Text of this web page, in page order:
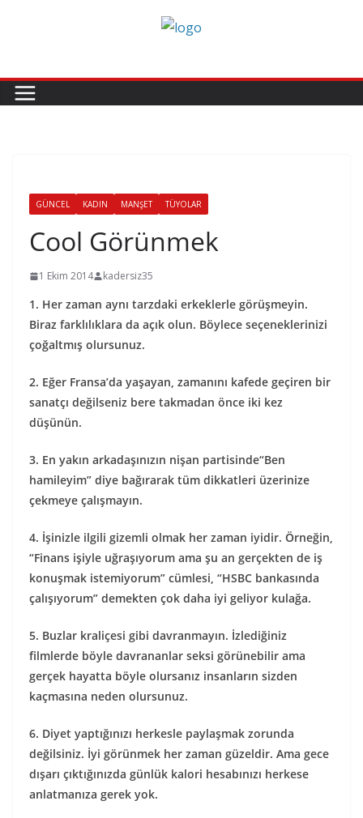
GÜNCEL KADIN MANŞET TÜYOLAR
Cool Görünmek
1 Ekim 2014 kadersiz35
1. Her zaman aynı tarzdaki erkeklerle görüşmeyin.
Biraz farklılıklara da açık olun. Böylece seçeneklerinizi
çoğaltmış olursunuz.
2. Eğer Fransa’da yaşayan, zamanını kafede geçiren bir
sanatçı değilseniz bere takmadan önce iki kez
düşünün.
3. En yakın arkadaşınızın nişan partisinde“Ben
hamileyim” diye bağırarak tüm dikkatleri üzerinize
çekmeye çalışmayın.
4. İşinizle ilgili gizemli olmak her zaman iyidir. Örneğin,
“Finans işiyle uğraşıyorum ama şu an gerçekten de iş
konuşmak istemiyorum” cümlesi, “HSBC bankasında
çalışıyorum” demekten çok daha iyi geliyor kulağa.
5. Buzlar kraliçesi gibi davranmayın. İzlediğiniz
filmlerde böyle davrananlar seksi görünebilir ama
gerçek hayatta böyle olursanız insanların sizden
kaçmasına neden olursunuz.
6. Diyet yaptığınızı herkesle paylaşmak zorunda
değilsiniz. İyi görünmek her zaman güzeldir. Ama gece
dışarı çıktığınızda günlük kalori hesabınızı herkese
anlatmanıza gerek yok.